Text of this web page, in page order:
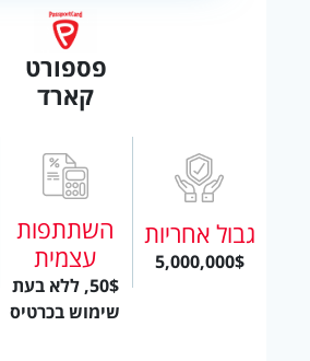
פספורט
קארד
גבול אחריות
5,000,000$
השתתפות
עצמית
50$, ללא בעת
שימוש בכרטיס